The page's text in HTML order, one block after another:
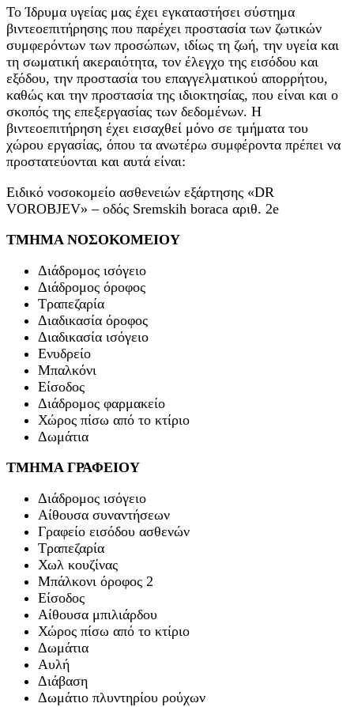
Το Ίδρυμα υγείας μας έχει εγκαταστήσει σύστημα
βιντεοεπιτήρησης που παρέχει προστασία των ζωτικών
συμφερόντων των προσώπων, ιδίως τη ζωή, την υγεία και
τη σωματική ακεραιότητα, τον έλεγχο της εισόδου και
εξόδου, την προστασία του επαγγελματικού απορρήτου,
καθώς και την προστασία της ιδιοκτησίας, που είναι και ο
σκοπός της επεξεργασίας των δεδομένων. Η
βιντεοεπιτήρηση έχει εισαχθεί μόνο σε τμήματα του
χώρου εργασίας, όπου τα ανωτέρω συμφέροντα πρέπει να
προστατεύονται και αυτά είναι:
Ειδικό νοσοκομείο ασθενειών εξάρτησης «DR
VOROBJEV» – οδός Sremskih boraca αριθ. 2e
ΤΜΗΜΑ ΝΟΣΟΚΟΜΕΙΟΥ
Διάδρομος ισόγειο
Διάδρομος όροφος
Τραπεζαρία
Διαδικασία όροφος
Διαδικασία ισόγειο
Ενυδρείο
Μπαλκόνι
Είσοδος
Διάδρομος φαρμακείο
Χώρος πίσω από το κτίριο
Δωμάτια
ΤΜΗΜΑ ΓΡΑΦΕΙΟΥ
Διάδρομος ισόγειο
Αίθουσα συναντήσεων
Γραφείο εισόδου ασθενών
Τραπεζαρία
Χωλ κουζίνας
Μπάλκονι όροφος 2
Είσοδος
Αίθουσα μπιλιάρδου
Χώρος πίσω από το κτίριο
Δωμάτια
Αυλή
Διάβαση
Δωμάτιο πλυντηρίου ρούχων